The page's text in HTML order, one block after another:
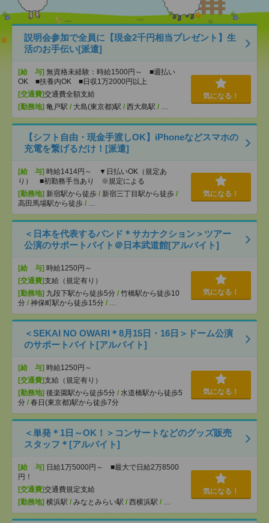
説明会参加で全員に【現金2千円相当プレゼント】生
活のお手伝い[派遣]
[給 与] 無資格未経験：時給1500円～ ■週払い
OK ■扶養内OK ■日収1万2000円以上
[交通費]交通費全額支給
[勤務地] 亀戸駅 / 大島(東京都)駅 / 西大島駅 / …
気になる！
【シフト自由・現金手渡しOK】iPhoneなどスマホの
充電を繋げるだけ！[派遣]
[給 与] 時給1414円～ ▼日払いOK（規定あ
り） ■初勤務手当あり ※規定による
[勤務地] 新宿駅から徒歩 / 新宿三丁目駅から徒歩 /
高田馬場駅から徒歩 / …
気になる！
＜日本を代表するバンド＊サカナクション＞ツアー
公演のサポートバイト＠日本武道館[アルバイト]
[給 与] 時給1250円～
[交通費]支給（規定有り）
[勤務地] 九段下駅から徒歩5分 / 竹橋駅から徒歩10
分 / 神保町駅から徒歩15分 / …
気になる！
＜SEKAI NO OWARI＊8月15日・16日＞ドーム公演
のサポートバイト[アルバイト]
[給 与] 時給1250円～
[交通費]支給（規定有り）
[勤務地] 後楽園駅から徒歩5分 / 水道橋駅から徒歩5
分 / 春日(東京都)駅から徒歩7分
気になる！
＜単発＊1日～OK！＞コンサートなどのグッズ販売
スタッフ＊[アルバイト]
[給 与] 日給1万5000円～ ■最大で日給2万8500
円！
[交通費]交通費規定支給
[勤務地] 横浜駅 / みなとみらい駅 / 西横浜駅 / …
気になる！